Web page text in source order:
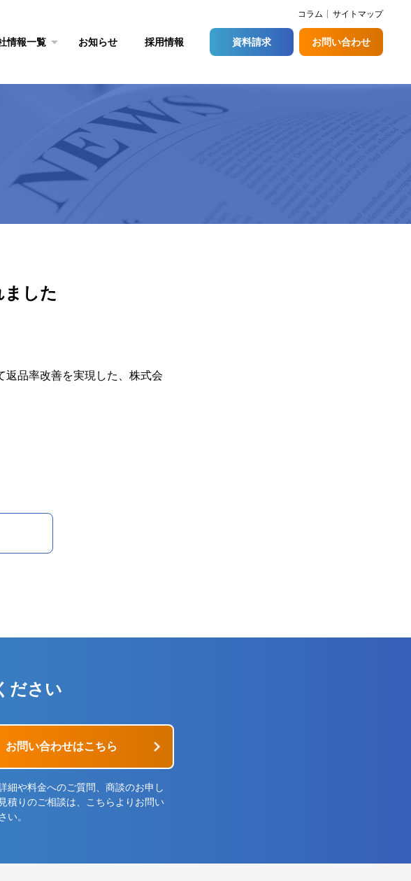
コラム サイトマップ
情報一覧 お知らせ 採用情報 資料請求 お問い合わせ
した
返品率改善を実現した、株式会
ださい
お問い合わせはこちら
細や料金へのご質問、商談のお申し
積りのご相談は、こちらよりお問い
い。